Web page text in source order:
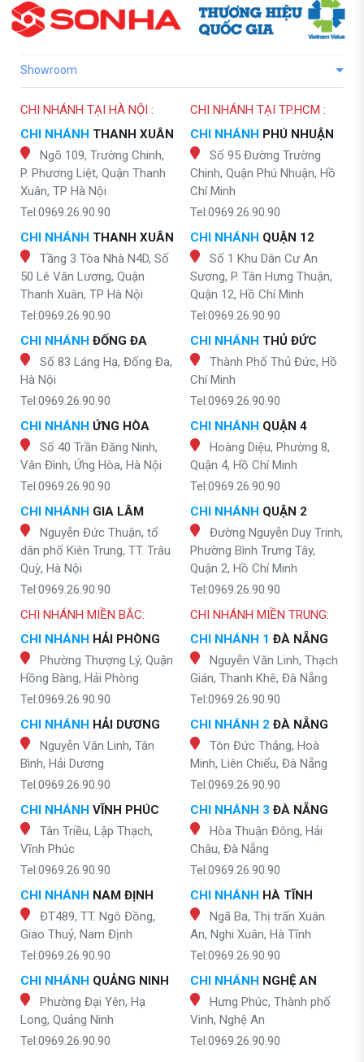
Showroom
CHI NHÁNH TẠI HÀ NỘI :
CHI NHÁNH THANH XUÂN
Ngõ 109, Trường Chinh,
P. Phương Liệt, Quận Thanh
Xuân, TP Hà Nội
Tel:0969.26.90.90
CHI NHÁNH THANH XUÂN
Tầng 3 Tòa Nhà N4D, Số
50 Lê Văn Lương, Quận
Thanh Xuân, TP Hà Nội
Tel:0969.26.90.90
CHI NHÁNH ĐỐNG ĐA
Số 83 Láng Hạ, Đống Đa,
Hà Nội
Tel:0969.26.90.90
CHI NHÁNH ỨNG HÒA
Số 40 Trần Đăng Ninh,
Vân Đình, Ứng Hòa, Hà Nội
Tel:0969.26.90.90
CHI NHÁNH GIA LÂM
Nguyễn Đức Thuận, tổ
dân phố Kiên Trung, TT. Trâu
Quỳ, Hà Nội
Tel:0969.26.90.90
CHI NHÁNH TẠI TP.HCM :
CHI NHÁNH PHÚ NHUẬN
Số 95 Đường Trường
Chinh, Quận Phú Nhuận, Hồ
Chí Minh
Tel:0969.26.90.90
CHI NHÁNH QUẬN 12
Số 1 Khu Dân Cư An
Sương, P. Tân Hưng Thuận,
Quận 12, Hồ Chí Minh
Tel:0969.26.90.90
CHI NHÁNH THỦ ĐỨC
Thành Phố Thủ Đức, Hồ
Chí Minh
Tel:0969.26.90.90
CHI NHÁNH QUẬN 4
Hoàng Diệu, Phường 8,
Quận 4, Hồ Chí Minh
Tel:0969.26.90.90
CHI NHÁNH QUẬN 2
Đường Nguyễn Duy Trinh,
Phường Bình Trưng Tây,
Quận 2, Hồ Chí Minh
Tel:0969.26.90.90
CHI NHÁNH MIỀN BẮC:
CHI NHÁNH HẢI PHÒNG
Phường Thượng Lý, Quận
Hồng Bàng, Hải Phòng
Tel:0969.26.90.90
CHI NHÁNH HẢI DƯƠNG
Nguyễn Văn Linh, Tân
Bình, Hải Dương
Tel:0969.26.90.90
CHI NHÁNH VĨNH PHÚC
Tân Triều, Lập Thạch,
Vĩnh Phúc
Tel:0969.26.90.90
CHI NHÁNH NAM ĐỊNH
ĐT489, TT. Ngô Đồng,
Giao Thuỷ, Nam Định
Tel:0969.26.90.90
CHI NHÁNH QUẢNG NINH
Phường Đại Yên, Hạ
Long, Quảng Ninh
Tel:0969.26.90.90
CHI NHÁNH MIỀN TRUNG:
CHI NHÁNH 1 ĐÀ NẴNG
Nguyễn Văn Linh, Thạch
Gián, Thanh Khê, Đà Nẵng
Tel:0969.26.90.90
CHI NHÁNH 2 ĐÀ NẴNG
Tôn Đức Thắng, Hoà
Minh, Liên Chiểu, Đà Nẵng
Tel:0969.26.90.90
CHI NHÁNH 3 ĐÀ NẴNG
Hòa Thuận Đông, Hải
Châu, Đà Nẵng
Tel:0969.26.90.90
CHI NHÁNH HÀ TĨNH
Ngã Ba, Thị trấn Xuân
An, Nghi Xuân, Hà Tĩnh
Tel:0969.26.90.90
CHI NHÁNH NGHỆ AN
Hưng Phúc, Thành phố
Vinh, Nghệ An
Tel:0969.26.90.90